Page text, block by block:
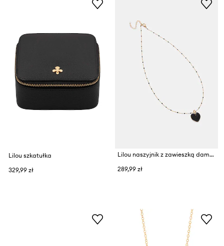
Lilou szkatułka
329,99 zł
Lilou naszyjnik z zawieszką damski ze srebra pozłacanego z emalią
289,99 zł